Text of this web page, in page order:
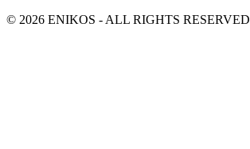
© 2026 ENIKOS - ALL RIGHTS RESERVED